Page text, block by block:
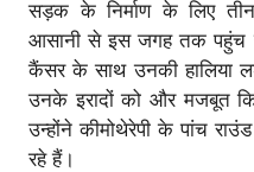
सड़क के निर्माण के लिए
आसानी से इस जगह तक पहुंच
कैंसर के साथ उनकी हालिया
उनके इरादों को और मजबूत
उन्होंने कीमोथेरेपी के पांच
रहे हैं।